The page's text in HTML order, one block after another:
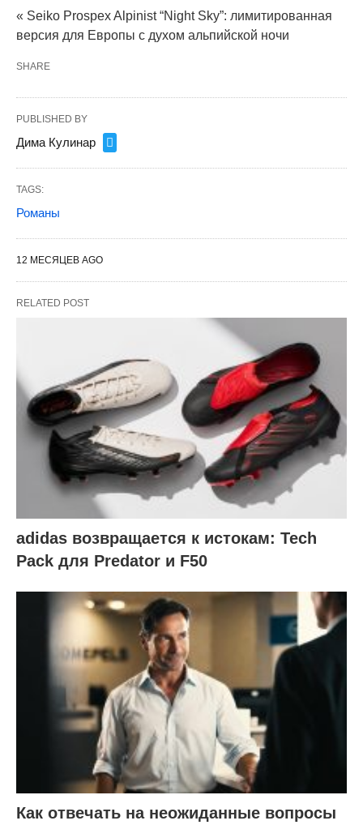
« Seiko Prospex Alpinist “Night Sky”: лимитированная
версия для Европы с духом альпийской ночи
SHARE
PUBLISHED BY
Дима Кулинар
TAGS:
Романы
12 МЕСЯЦЕВ AGO
RELATED POST
adidas возвращается к истокам: Tech
Pack для Predator и F50
Как отвечать на неожиданные вопросы